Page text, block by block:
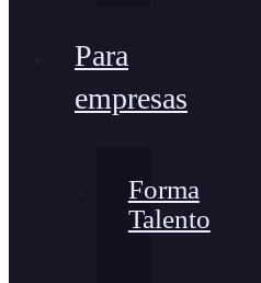
Para
empresas
Forma
Talento